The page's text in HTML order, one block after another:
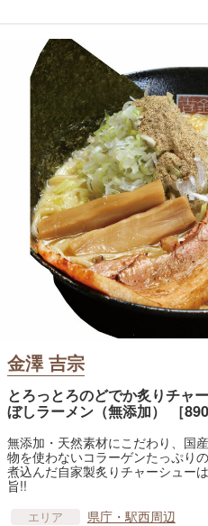
金澤 吉宗
とろっとろのどでか炙りチャ
ぼしラーメン（無添加） ［890
無添加・天然素材にこだわり、国
物を使わないコラーゲンたっぷり
煮込んだ自家製炙りチャーシュー
旨!!
エリア 県庁・駅西周辺